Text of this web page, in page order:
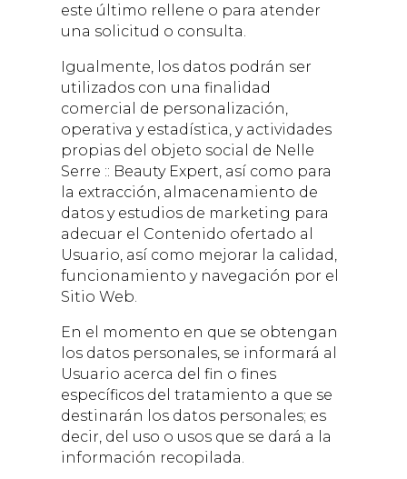
este último rellene o para atender
una solicitud o consulta.
Igualmente, los datos podrán ser
utilizados con una finalidad
comercial de personalización,
operativa y estadística, y actividades
propias del objeto social de Nelle
Serre :: Beauty Expert , así como para
la extracción, almacenamiento de
datos y estudios de marketing para
adecuar el Contenido ofertado al
Usuario, así como mejorar la calidad,
funcionamiento y navegación por el
Sitio Web.
En el momento en que se obtengan
los datos personales, se informará al
Usuario acerca del fin o fines
específicos del tratamiento a que se
destinarán los datos personales; es
decir, del uso o usos que se dará a la
información recopilada.